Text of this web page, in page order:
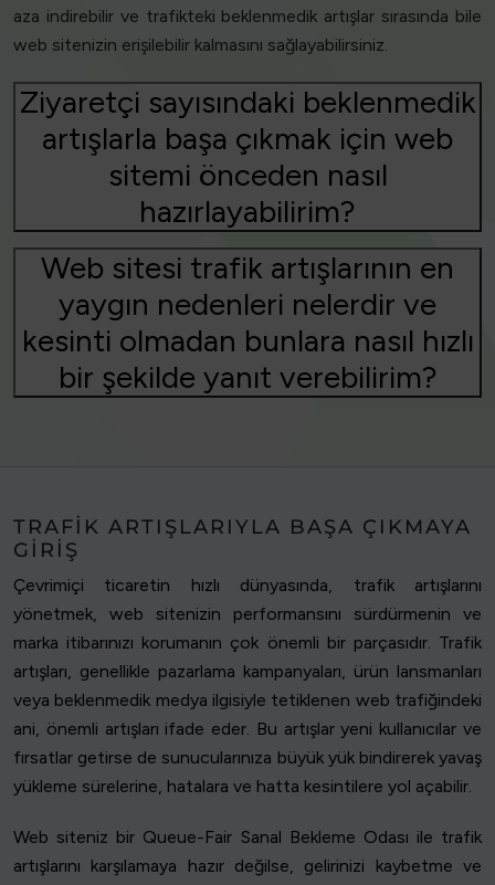
aza indirebilir ve trafikteki beklenmedik artışlar sırasında bile
web sitenizin erişilebilir kalmasını sağlayabilirsiniz.
Ziyaretçi sayısındaki beklenmedik
artışlarla başa çıkmak için web
sitemi önceden nasıl
hazırlayabilirim?
Web sitesi trafik artışlarının en
yaygın nedenleri nelerdir ve
kesinti olmadan bunlara nasıl hızlı
bir şekilde yanıt verebilirim?
TRAFIK ARTIŞLARIYLA BAŞA ÇIKMAYA
GIRIŞ
Çevrimiçi ticaretin hızlı dünyasında, trafik artışlarını
yönetmek, web sitenizin performansını sürdürmenin ve
marka itibarınızı korumanın çok önemli bir parçasıdır. Trafik
artışları, genellikle pazarlama kampanyaları, ürün lansmanları
veya beklenmedik medya ilgisiyle tetiklenen web trafiğindeki
ani, önemli artışları ifade eder. Bu artışlar yeni kullanıcılar ve
fırsatlar getirse de sunucularınıza büyük yük bindirerek yavaş
yükleme sürelerine, hatalara ve hatta kesintilere yol açabilir.
Web siteniz bir Queue-Fair Sanal Bekleme Odası ile trafik
artışlarını karşılamaya hazır değilse, gelirinizi kaybetme ve